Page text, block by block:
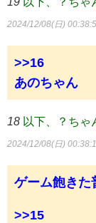
2024/12/08(日)
>>16
あのちゃん
18 以下、？ち
2024/12/08(日)
ゲーム飽きた
>>15